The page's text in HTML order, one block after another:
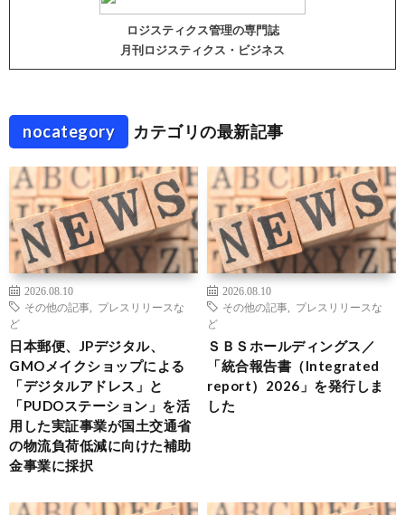
ロジスティクス管理の専門誌
月刊ロジスティクス・ビジネス
nocategory カテゴリの最新記事
2026.08.10
その他の記事
プレスリリースな
ど
日本郵便、JPデジタル、
GMOメイクショップによる
「デジタルアドレス」と
「PUDOステーション」を活
用した実証事業が国土交通省
の物流負荷低減に向けた補助
金事業に採択
2026.08.10
その他の記事
プレスリリースな
ど
ＳＢＳホールディングス／
「統合報告書（Integrated
report）2026」を発行しま
した